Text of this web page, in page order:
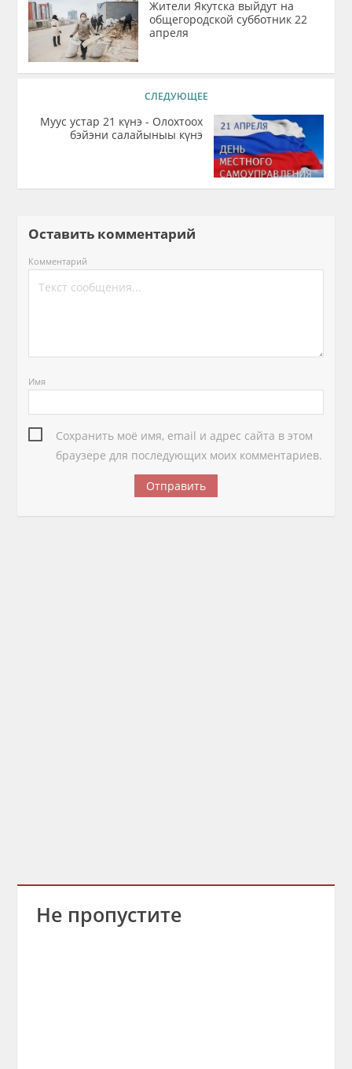
Жители Якутска выйдут на
общегородской субботник 22
апреля
СЛЕДУЮЩЕЕ
Муус устар 21 күнэ - Олохтоох
бэйэни салайыныы күнэ
Оставить комментарий
Комментарий
Имя
Сохранить моё имя, email и адрес сайта в этом
браузере для последующих моих комментариев.
Не пропустите